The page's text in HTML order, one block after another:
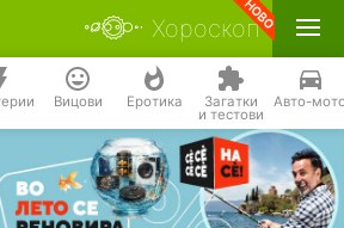
Хороскоп
Вицови Еротика Загатки
и тестови
Авто-